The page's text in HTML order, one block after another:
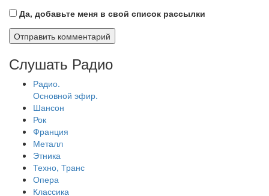
Да, добавьте меня в свой список рассылки
Слушать Радио
Радио.
Основной эфир.
Шансон
Рок
Франция
Металл
Этника
Техно, Транс
Опера
Классика